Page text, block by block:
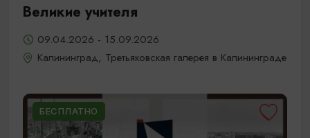
Великие учителя
09.04.2026 - 15.09.2026
Калининград, Третьяковская галерея в Калининграде
БЕСПЛАТНО